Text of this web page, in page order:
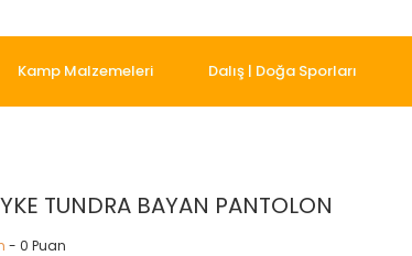
Kamp Malzemeleri Dalış | Doğa Sporları
TUNDRA BAYAN PANTOLON
- 0 Puan